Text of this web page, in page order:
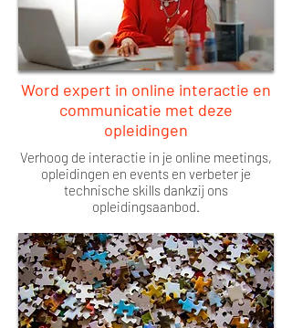
Word expert in online interactie en
communicatie met deze
opleidingen
Verhoog de interactie in je online meetings,
opleidingen en events en verbeter je
technische skills dankzij ons
opleidingsaanbod.